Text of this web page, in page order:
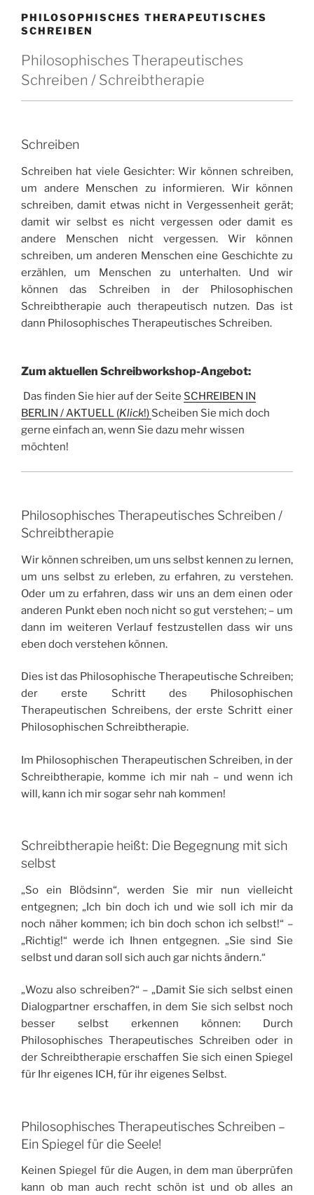
PHILOSOPHISCHES THERAPEUTISCHES
SCHREIBEN
Philosophisches Therapeutisches
Schreiben / Schreibtherapie
Schreiben
Schreiben hat viele Gesichter: Wir können schreiben,
um andere Menschen zu informieren. Wir können
schreiben, damit etwas nicht in Vergessenheit gerät;
damit wir selbst es nicht vergessen oder damit es
andere Menschen nicht vergessen. Wir können
schreiben, um anderen Menschen eine Geschichte zu
erzählen, um Menschen zu unterhalten. Und wir
können das Schreiben in der Philosophischen
Schreibtherapie auch therapeutisch nutzen. Das ist
dann Philosophisches Therapeutisches Schreiben.
Zum aktuellen Schreibworkshop-Angebot:
Das finden Sie hier auf der Seite SCHREIBEN IN
BERLIN / AKTUELL (Klick!) Scheiben Sie mich doch
gerne einfach an, wenn Sie dazu mehr wissen
möchten!
Philosophisches Therapeutisches Schreiben /
Schreibtherapie
Wir können schreiben, um uns selbst kennen zu lernen,
um uns selbst zu erleben, zu erfahren, zu verstehen.
Oder um zu erfahren, dass wir uns an dem einen oder
anderen Punkt eben noch nicht so gut verstehen; – um
dann im weiteren Verlauf festzustellen dass wir uns
eben doch verstehen können.
Dies ist das Philosophische Therapeutische Schreiben;
der erste Schritt des Philosophischen
Therapeutischen Schreibens, der erste Schritt einer
Philosophischen Schreibtherapie.
Im Philosophischen Therapeutischen Schreiben, in der
Schreibtherapie, komme ich mir nah – und wenn ich
will, kann ich mir sogar sehr nah kommen!
Schreibtherapie heißt: Die Begegnung mit sich
selbst
„So ein Blödsinn“, werden Sie mir nun vielleicht
entgegnen; „Ich bin doch ich und wie soll ich mir da
noch näher kommen; ich bin doch schon ich selbst!“ –
„Richtig!“ werde ich Ihnen entgegnen. „Sie sind Sie
selbst und daran soll sich auch gar nichts ändern.“
„Wozu also schreiben?“ – „Damit Sie sich selbst einen
Dialogpartner erschaffen, in dem Sie sich selbst noch
besser selbst erkennen können: Durch
Philosophisches Therapeutisches Schreiben oder in
der Schreibtherapie erschaffen Sie sich einen Spiegel
für Ihr eigenes ICH, für ihr eigenes Selbst.
Philosophisches Therapeutisches Schreiben –
Ein Spiegel für die Seele!
Keinen Spiegel für die Augen, in dem man überprüfen
kann ob man auch recht schön ist und ob alles an